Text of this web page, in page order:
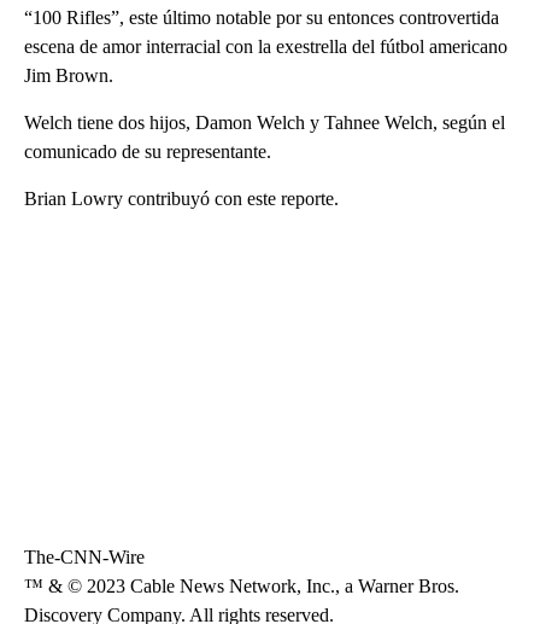
“100 Rifles”, este último notable por su entonces controvertida
escena de amor interracial con la exestrella del fútbol americano
Jim Brown.
Welch tiene dos hijos, Damon Welch y Tahnee Welch, según el
comunicado de su representante.
Brian Lowry contribuyó con este reporte.
The-CNN-Wire
™ & © 2023 Cable News Network, Inc., a Warner Bros.
Discovery Company. All rights reserved.